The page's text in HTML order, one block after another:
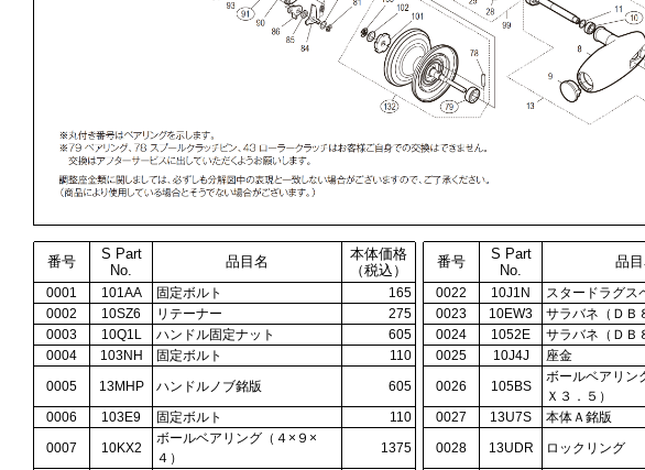
番号
S Part
No.
品目名
本体価格
（税込）
番号
S Part
No.
品目
0001 101AA 固定ボルト 165 0022 10J1N スタードラグス
0002
10SZ6 リテーナー 275 0023 10EW3 サラバネ（ＤＢ
0003
10Q1L ハンドル固定ナット 605 0024 1052E サラバネ（ＤＢ
0004
103NH 固定ボルト 110 0025 10J4J 座金
0005
13MHP ハンドルノブ銘版 605 0026 105BS
ボールベアリン
Ｘ３．５）
0006
103E9 固定ボルト 110 0027 13U7S 本体Ａ銘版
0007
10KX2
ボールベアリング（４×９×
４）
1375 0028 13UDR ロックリング